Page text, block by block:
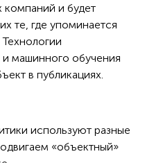
и будет
те, где упоминается
и машинного обучения
в публикациях.
используют разные
«объектный»